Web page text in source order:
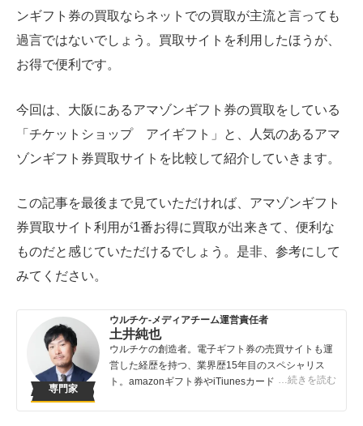
ンギフト券の買取ならネットでの買取が主流と言っても
過言ではないでしょう。買取サイトを利用したほうが、
お得で便利です。
今回は、大阪にあるアマゾンギフト券の買取をしている
「チケットショップ アイギフト」と、人気のあるアマ
ゾンギフト券買取サイトを比較して紹介していきます。
この記事を最後まで見ていただければ、アマゾンギフト
券買取サイト利用が1番お得に買取が出来きて、便利な
ものだと感じていただけるでしょう。是非、参考にして
みてください。
専門家
ウルチケ-メディアチーム運営責任者
土井純也
…続きを読む
ウルチケの創造者。電子ギフト券の売買サイトも運
営した経歴を持つ、業界歴15年目のスペシャリス
ト。amazonギフト券やiTiunesカードの売買は知っ
まうこんなバカバカしいことは避けてほしい！